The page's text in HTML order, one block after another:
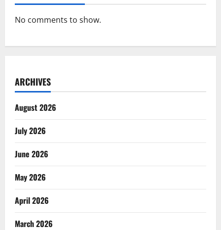
No comments to show.
ARCHIVES
August 2026
July 2026
June 2026
May 2026
April 2026
March 2026